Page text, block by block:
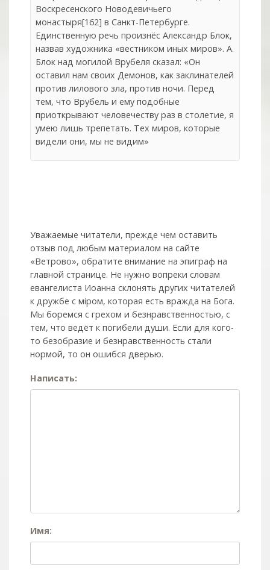
Воскресенского Новодевичьего
монастыря[162] в Санкт-Петербурге.
Единственную речь произнёс Александр Блок,
назвав художника «вестником иных миров». А.
Блок над могилой Врубеля сказал: «Он
оставил нам своих Демонов, как заклинателей
против лилового зла, против ночи. Перед
тем, что Врубель и ему подобные
приоткрывают человечеству раз в столетие, я
умею лишь трепетать. Тех миров, которые
видели они, мы не видим»
Уважаемые читатели, прежде чем оставить
отзыв под любым материалом на сайте
«Ветрово», обратите внимание на эпиграф на
главной странице. Не нужно вопреки словам
евангелиста Иоанна склонять других читателей
к дружбе с мiром, которая есть вражда на Бога.
Мы боремся с грехом и без­нрав­ствен­ностью, с
тем, что ведёт к погибели души. Если для кого-
то безобразие и безнравственность стали
нормой, то он ошибся дверью.
Написать:
Имя: